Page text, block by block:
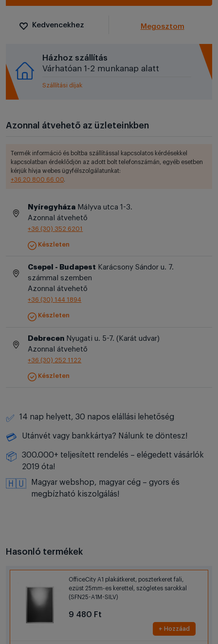
Kedvencekhez Megosztom
Házhoz szállítás
Várhatóan 1-2 munkanap alatt
Szállítási díjak
Azonnal átvehető az üzleteinkben
Termék információ és boltba szállítással kapcsolatos kérdésekkel
kapcsolatban érdeklődjön az adott bolt telefonszámán, egyéb esetben
kérjük hívja webes ügyfélszolgálatunkat:
+36 20 800 66 00.
Nyíregyháza Mályva utca 1-3.
Azonnal átvehető
+36 (30) 352 6201
Készleten
Csepel - Budapest Karácsony Sándor u. 7.
számmal szemben
Azonnal átvehető
+36 (30) 144 1894
Készleten
Debrecen Nyugati u. 5-7. (Karát udvar)
Azonnal átvehető
+36 (30) 252 1122
Készleten
✅ 14 nap helyett, 30 napos elállási lehetőség
💳 Utánvét vagy bankkártya? Nálunk te döntesz!
📦
300.000+ teljesített rendelés – elégedett vásárlók
2019 óta!
🇭🇺
Magyar webshop, magyar cég – gyors és
megbízható kiszolgálás!
Hasonló termékek
OfficeCity A1 plakátkeret, poszterkeret fali,
ezüst 25mm-es kerettel, szögletes sarokkal
(SFN25-A1M-SILV)
9 480 Ft
+ Hozzáad